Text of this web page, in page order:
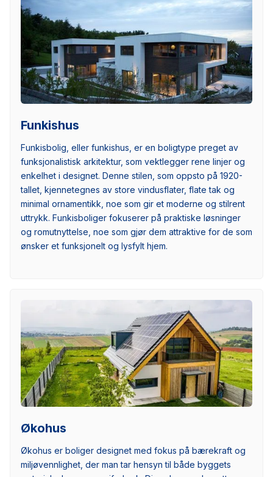
Funkishus
Funkisbolig, eller funkishus, er en boligtype preget av
funksjonalistisk arkitektur, som vektlegger rene linjer og
enkelhet i designet. Denne stilen, som oppsto på 1920-
tallet, kjennetegnes av store vindusflater, flate tak og
minimal ornamentikk, noe som gir et moderne og stilrent
uttrykk. Funkisboliger fokuserer på praktiske løsninger
og romutnyttelse, noe som gjør dem attraktive for de som
ønsker et funksjonelt og lysfylt hjem.
Økohus
Økohus er boliger designet med fokus på bærekraft og
miljøvennlighet, der man tar hensyn til både byggets